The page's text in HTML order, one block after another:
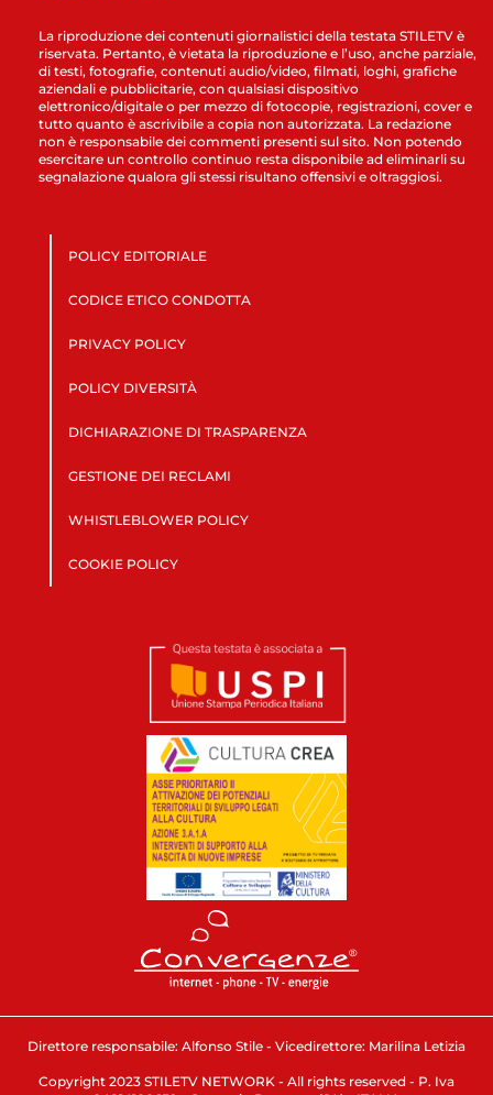
La riproduzione dei contenuti giornalistici della testata STILETV è
riservata. Pertanto, è vietata la riproduzione e l’uso, anche parziale,
di testi, fotografie, contenuti audio/video, filmati, loghi, grafiche
aziendali e pubblicitarie, con qualsiasi dispositivo
elettronico/digitale o per mezzo di fotocopie, registrazioni, cover e
tutto quanto è ascrivibile a copia non autorizzata. La redazione
non è responsabile dei commenti presenti sul sito. Non potendo
esercitare un controllo continuo resta disponibile ad eliminarli su
segnalazione qualora gli stessi risultano offensivi e oltraggiosi.
POLICY EDITORIALE
CODICE ETICO CONDOTTA
PRIVACY POLICY
POLICY DIVERSITÀ
DICHIARAZIONE DI TRASPARENZA
GESTIONE DEI RECLAMI
WHISTLEBLOWER POLICY
COOKIE POLICY
Direttore responsabile: Alfonso Stile - Vicedirettore: Marilina Letizia
Copyright 2023 STILETV NETWORK - All rights reserved - P. Iva